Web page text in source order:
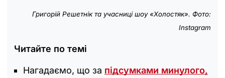
Григорій Решетнік та учасниці шоу «Холостяк». Фото:
Instagram
Читайте по темі
Нагадаємо, що за підсумками минулого,